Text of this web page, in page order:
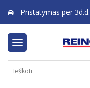
Pristatymas per 3d.d.